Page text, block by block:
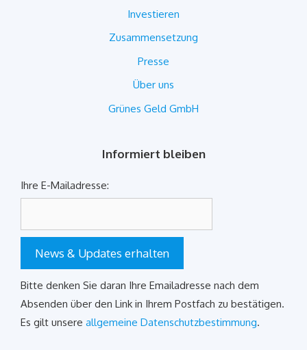
Investieren
Zusammensetzung
Presse
Über uns
Grünes Geld GmbH
Informiert bleiben
Ihre E-Mailadresse:
News & Updates erhalten
Bitte denken Sie daran Ihre Emailadresse nach dem
Absenden über den Link in Ihrem Postfach zu bestätigen.
Es gilt unsere allgemeine Datenschutzbestimmung.